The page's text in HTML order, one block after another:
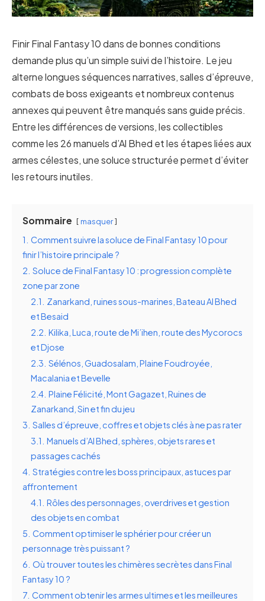
Finir Final Fantasy 10 dans de bonnes conditions
demande plus qu’un simple suivi de l’histoire. Le jeu
alterne longues séquences narratives, salles d’épreuve,
combats de boss exigeants et nombreux contenus
annexes qui peuvent être manqués sans guide précis.
Entre les différences de versions, les collectibles
comme les 26 manuels d’Al Bhed et les étapes liées aux
armes célestes, une soluce structurée permet d’éviter
les retours inutiles.
Sommaire masquer
1. Comment suivre la soluce de Final Fantasy 10 pour
finir l’histoire principale ?
2. Soluce de Final Fantasy 10 : progression complète
zone par zone
2.1.
Zanarkand, ruines sous-marines, Bateau Al Bhed
et Besaid
2.2. Kilika, Luca, route de Mi’ihen, route des Mycorocs
et Djose
2.3. Sélénos, Guadosalam, Plaine Foudroyée,
Macalania et Bevelle
2.4. Plaine Félicité, Mont Gagazet, Ruines de
Zanarkand, Sin et fin du jeu
3. Salles d’épreuve, coffres et objets clés à ne pas rater
3.1. Manuels d’Al Bhed, sphères, objets rares et
passages cachés
4. Stratégies contre les boss principaux, astuces par
affrontement
4.1. Rôles des personnages, overdrives et gestion
des objets en combat
5. Comment optimiser le sphérier pour créer un
personnage très puissant ?
6. Où trouver toutes les chimères secrètes dans Final
Fantasy 10 ?
7. Comment obtenir les armes ultimes et les meilleures